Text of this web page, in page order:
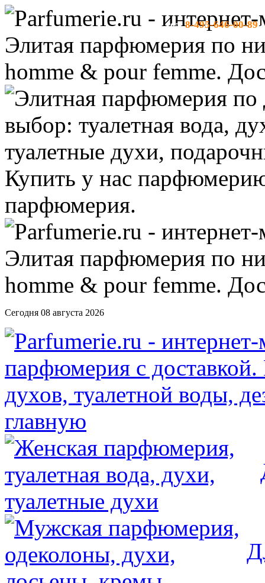
тел:8-495-646-00-89-
Сегодня 08 августа 2026
главную